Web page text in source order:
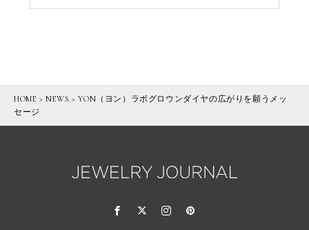
HOME >NEWS >YON（ヨン）ラボグロウンダイヤの広がりを願うメッ
セージ